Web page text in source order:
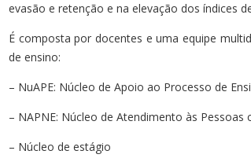
evasão e retenção e na elevação dos índices
É composta por docentes e uma equipe
de ensino:
– NuAPE: Núcleo de Apoio ao Processo de
– NAPNE: Núcleo de Atendimento às Pessoas
– Núcleo de estágio